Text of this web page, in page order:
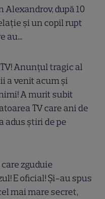
Alexandrov, după 10
și un copil rupt
au...
Anunțul tragic al
a venit acum și
A murit subit
TV care ani de
adus știri de pe
zguduie
E oficial! Și-au spus
mai mare secret,